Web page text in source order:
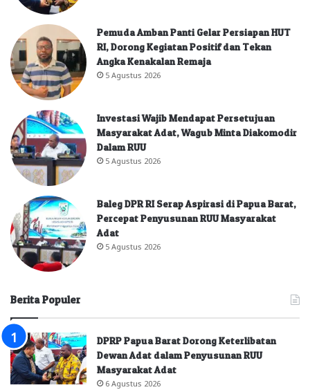
Pemuda Amban Panti Gelar Persiapan HUT
RI, Dorong Kegiatan Positif dan Tekan
Angka Kenakalan Remaja
5 Agustus 2026
Investasi Wajib Mendapat Persetujuan
Masyarakat Adat, Wagub Minta Diakomodir
Dalam RUU
5 Agustus 2026
Baleg DPR RI Serap Aspirasi di Papua Barat,
Percepat Penyusunan RUU Masyarakat
Adat
5 Agustus 2026
Berita Populer
DPRP Papua Barat Dorong Keterlibatan
Dewan Adat dalam Penyusunan RUU
Masyarakat Adat
6 Agustus 2026